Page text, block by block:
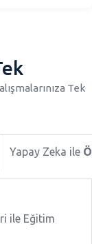
Tek
Yapay Zeka ile
ile Eğitim